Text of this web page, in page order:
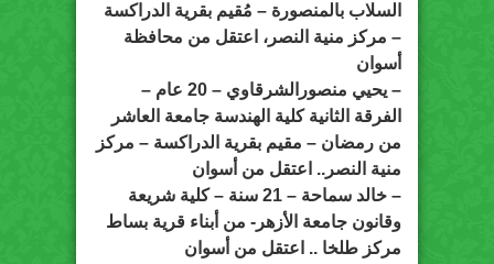
السلاب بالمنصورة – مُقيم بقرية الدراكسة
– مركز منية النصر، اعتقل من محافظة
أسوان
– يحيي منصورالشرقاوي – 20 عام –
الفرقة الثانية كلية الهندسة جامعة العاشر
من رمضان – مقيم بقرية الدراكسة – مركز
منية النصر.. اعتقل من أسوان
– خالد سماحة – 21 سنة – كلية شريعة
وقانون جامعة الأزهر- من أبناء قرية بساط
مركز طلخا .. اعتقل من أسوان